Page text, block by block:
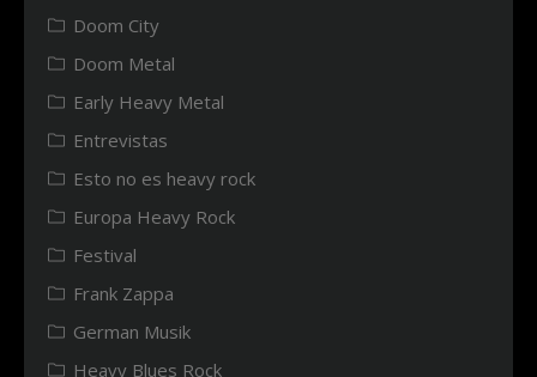
Doom City
Doom Metal
Early Heavy Metal
Entrevistas
Esto no es heavy rock
Europa Heavy Rock
Festival
Frank Zappa
German Musik
Heavy Blues Rock